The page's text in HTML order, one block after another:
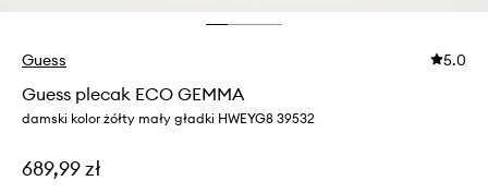
Guess 5.0
Guess plecak ECO GEMMA
damski kolor żółty mały gładki HWEYG8 39532
689,99 zł